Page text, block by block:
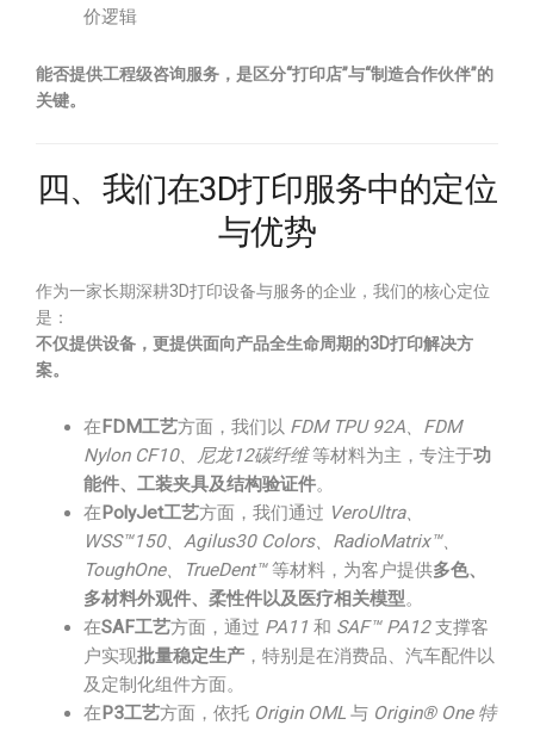
价逻辑
能否提供工程级咨询服务，是区分“打印店”与“制造合作伙伴”的
关键。
四、我们在3D打印服务中的定位
与优势
作为一家长期深耕3D打印设备与服务的企业，我们的核心定位
是：
不仅提供设备，更提供面向产品全生命周期的3D打印解决方
案。
在FDM工艺方面，我们以 FDM TPU 92A、FDM
Nylon CF10、尼龙12碳纤维等材料为主，专注于功
能件、工装夹具及结构验证件。
在PolyJet工艺方面，我们通过 VeroUltra、
WSS™150、Agilus30 Colors、RadioMatrix™、
ToughOne、TrueDent™等材料，为客户提供多色、
多材料外观件、柔性件以及医疗相关模型。
在SAF工艺方面，通过 PA11 和 SAF™ PA12支撑客
户实现批量稳定生产 ，特别是在消费品、汽车配件以
及定制化组件方面。
在P3工艺方面，依托 Origin OML 与 Origin® One 特